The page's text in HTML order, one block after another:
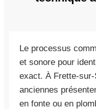
Le processus
et sonore pour
exact. À Frette-
anciennes
en fonte ou en